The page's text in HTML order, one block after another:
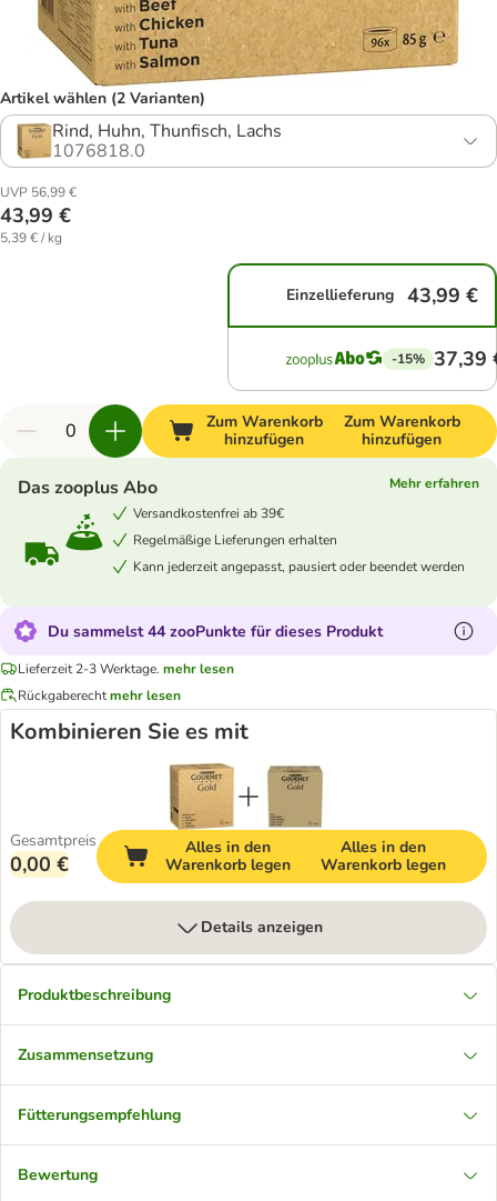
Artikel wählen (2 Varianten)
Rind, Huhn, Thunfisch, Lachs
1076818.0
UVP 56,99 €
43,99 €
5,39 € / kg
Einzellieferung 43,99 €
-15% 37,39
Zum Warenkorb
hinzufügen
Zum Warenkorb
hinzufügen
Das zooplus Abo
Mehr erfahren
Versandkostenfrei ab 39€
Regelmäßige Lieferungen erhalten
Kann jederzeit angepasst, pausiert oder beendet werden
Du sammelst 44 zooPunkte für dieses Produkt
Lieferzeit 2-3 Werktage. mehr lesen
Rückgaberechtmehr lesen
Kombinieren Sie es mit
Gesamtpreis
0,00 €
Alles in den
Warenkorb legen
Alles in den
Warenkorb legen
Details anzeigen
Produktbeschreibung
Zusammensetzung
Fütterungsempfehlung
Bewertung